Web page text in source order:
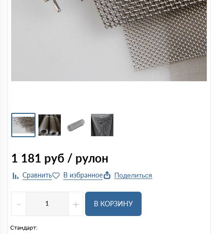
1 181 руб / рулон
Поделиться
- + В КОРЗИНУ
Стандарт: